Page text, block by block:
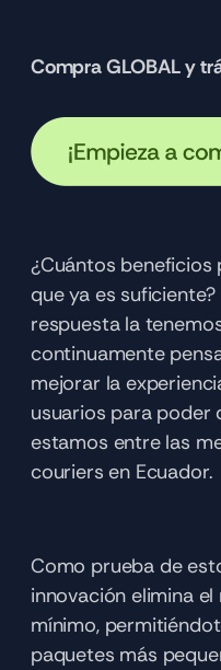
Compra GLOBAL y
¿Cuántos
que ya es
respuesta la
continuamente
mejorar la
usuarios para poder
estamos entre las
couriers en Ecuador.
Como prueba de
innovación elimina
mínimo,
paquetes más